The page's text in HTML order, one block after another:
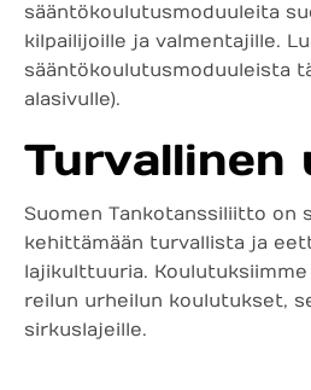
sääntökoulutusmoduuleita
kilpailijoille ja valmentajille.
sääntökoulutusmoduuleista
alasivulle).
Turvallinen
Suomen Tankotanssiliitto on
kehittämään turvallista ja
lajikulttuuria.
reilun urheilun koulutukset,
sirkuslajeille.